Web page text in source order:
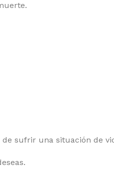
sufrir una situación de